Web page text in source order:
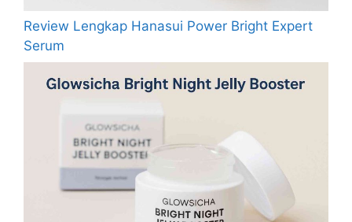
Review Lengkap Hanasui Power Bright Expert
Serum